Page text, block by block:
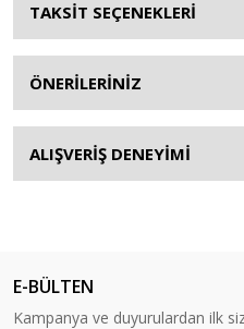
TAKSİT SEÇENEKLERİ
ÖNERİLERİNİZ
ALIŞVERİŞ DENEYİMİ
E-BÜLTEN
Kampanya ve duyurulardan ilk